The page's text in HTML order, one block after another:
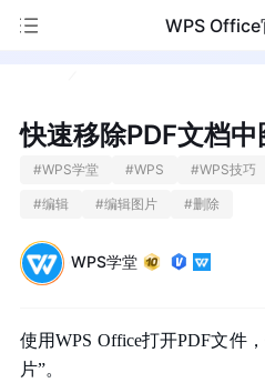
WPS Office
快速移除PDF文档
#WPS学堂 #WPS #WPS技巧
#编辑 #编辑图片 #删除
WPS学堂
使用WPS Office打开PDF文件
片”。